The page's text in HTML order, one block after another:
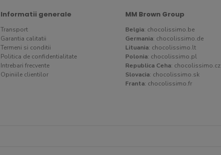
Informatii generale
Transport
Garantia calitatii
Termeni si conditii
Politica de confidentialitate
Intrebari frecvente
Opiniile clientilor
MM Brown Group
Belgia: chocolissimo.be
Germania: chocolissimo.de
Lituania: chocolissimo.lt
Polonia: chocolissimo.pl
Republica Ceha: chocolissimo.cz
Slovacia: chocolissimo.sk
Franta: chocolissimo.fr